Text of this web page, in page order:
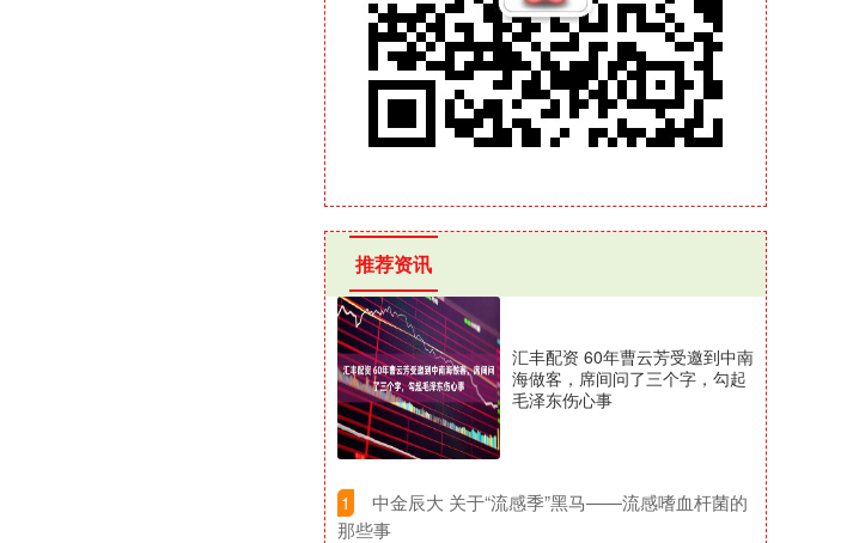
推荐资讯
汇丰配资 60年曹云芳受邀到中南
海做客，席间问了三个字，勾起
毛泽东伤心事
1
​中金辰大 关于“流感季”黑马——流感嗜血杆菌的
那些事